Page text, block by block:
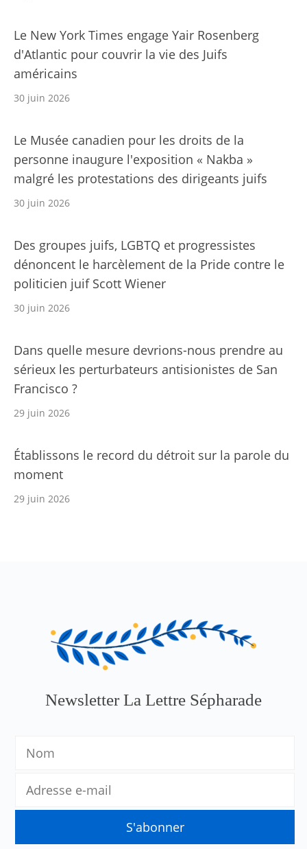
Le New York Times engage Yair Rosenberg
d'Atlantic pour couvrir la vie des Juifs
américains
30 juin 2026
Le Musée canadien pour les droits de la
personne inaugure l'exposition « Nakba »
malgré les protestations des dirigeants juifs
30 juin 2026
Des groupes juifs, LGBTQ et progressistes
dénoncent le harcèlement de la Pride contre le
politicien juif Scott Wiener
30 juin 2026
Dans quelle mesure devrions-nous prendre au
sérieux les perturbateurs antisionistes de San
Francisco ?
29 juin 2026
Établissons le record du détroit sur la parole du
moment
29 juin 2026
Newsletter La Lettre Sépharade